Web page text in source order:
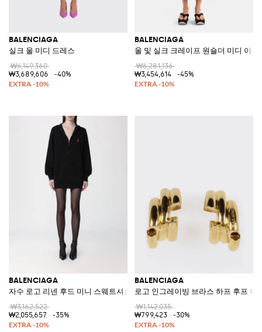
BALENCIAGA
실크 울 미디 드레스
₩6,149,360
₩3,689,606
-40%
BALENCIAGA
울 및 실크 크레이프 원숄더 미디 이브
₩6,281,136
₩3,454,614
-45%
BALENCIAGA
자수 로고 리넨 후드 미니 스웨트셔츠 드레스
₩3,162,522
₩2,055,657
-35%
BALENCIAGA
로고 인그레이빙 브라스 하프 후프 이
₩1,142,035
₩799,423
-30%